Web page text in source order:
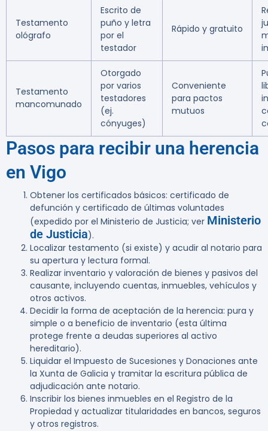
Testamento
ológrafo
Escrito de
puño y letra
por el
testador
Rápido y gratuito
Testamento
mancomunado
Otorgado
por varios
testadores
(ej.
cónyuges)
Conveniente
para pactos
mutuos
Pasos para recibir una herencia
en Vigo
Obtener los certificados básicos: certificado de
defunción y certificado de últimas voluntades
(expedido por el Ministerio de Justicia; ver Ministerio
de Justicia).
Localizar testamento (si existe) y acudir al notario para
su apertura y lectura formal.
Realizar inventario y valoración de bienes y pasivos del
causante, incluyendo cuentas, inmuebles, vehículos y
otros activos.
Decidir la forma de aceptación de la herencia: pura y
simple o a beneficio de inventario (esta última
protege frente a deudas superiores al activo
hereditario).
Liquidar el Impuesto de Sucesiones y Donaciones ante
la Xunta de Galicia y tramitar la escritura pública de
adjudicación ante notario.
Inscribir los bienes inmuebles en el Registro de la
Propiedad y actualizar titularidades en bancos, seguros
y otros registros.